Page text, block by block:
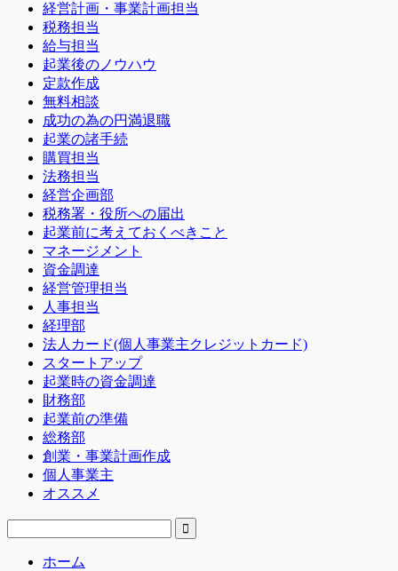
経営計画・事業計画担当
税務担当
給与担当
起業後のノウハウ
定款作成
無料相談
成功の為の円満退職
起業の諸手続
購買担当
法務担当
経営企画部
税務署・役所への届出
起業前に考えておくべきこと
マネージメント
資金調達
経営管理担当
人事担当
経理部
法人カード(個人事業主クレジットカード)
スタートアップ
起業時の資金調達
財務部
起業前の準備
総務部
創業・事業計画作成
個人事業主
オススメ
ホーム